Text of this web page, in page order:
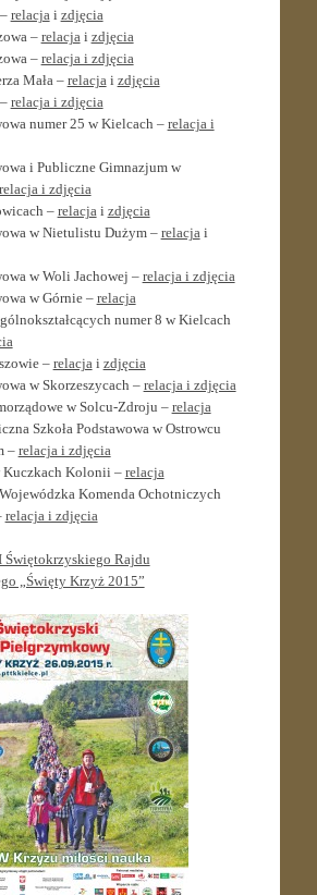
relacjai zdjęcia
– relacjai zdjęcia
– relacja i zdjęcia
Mała – relacjai zdjęcia
relacja i zdjęcia
numer 25 w Kielcach – relacja i
i Publiczne Gimnazjum w
relacja i zdjęcia
– relacjai zdjęcia
w Nietulistu Dużym – relacjai
w Woli Jachowej –relacja i zdjęcia
w Górnie – relacja
numer 8 w Kielcach
– relacjai zdjęcia
w Skorzeszycach –relacja i zdjęcia
w Solcu-Zdroju – relacja
Szkoła Podstawowa w Ostrowcu
– relacja i zdjęcia
Kuczkach Kolonii – relacja
Komenda Ochotniczych
relacja i zdjęcia
Rajdu
„Święty Krzyż 2015”